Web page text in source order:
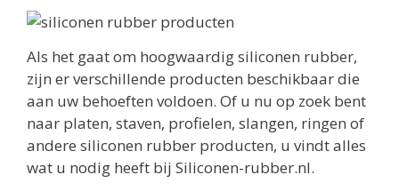
Als het gaat om hoogwaardig siliconen rubber,
zijn er verschillende producten beschikbaar die
aan uw behoeften voldoen. Of u nu op zoek bent
naar platen, staven, profielen, slangen, ringen of
andere siliconen rubber producten, u vindt alles
wat u nodig heeft bij Siliconen-rubber.nl.